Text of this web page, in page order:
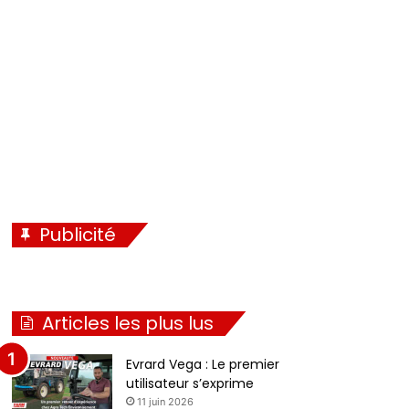
Publicité
Articles les plus lus
Evrard Vega : Le premier
utilisateur s’exprime
11 juin 2026